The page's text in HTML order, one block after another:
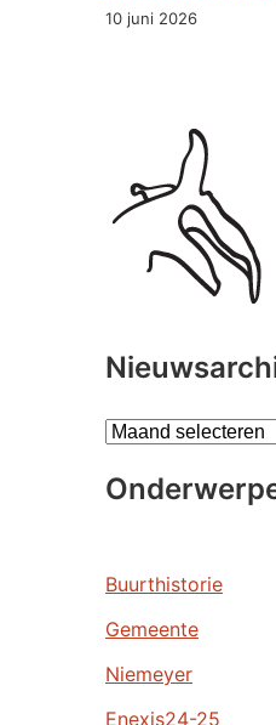
10 juni 2026
A
c
e
e
n
Buurthistorie
Gemeente
Niemeyer
Enexis24-25